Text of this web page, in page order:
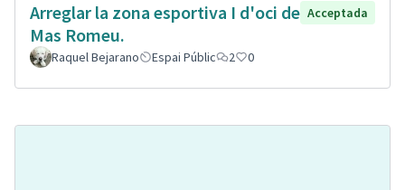
Arreglar la zona esportiva I d'oci de
Mas Romeu.
Acceptada
Raquel Bejarano Espai Públic 2 0